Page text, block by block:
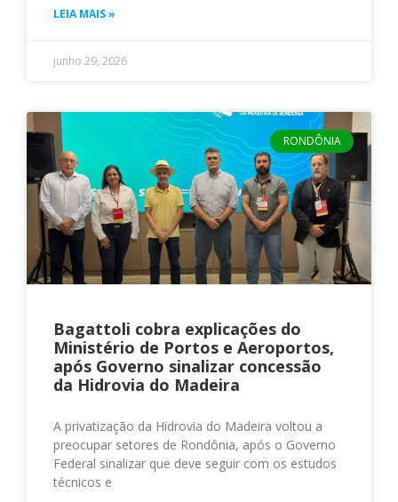
LEIA MAIS »
junho 29, 2026
RONDÔNIA
Bagattoli cobra explicações do
Ministério de Portos e Aeroportos,
após Governo sinalizar concessão
da Hidrovia do Madeira
A privatização da Hidrovia do Madeira voltou a
preocupar setores de Rondônia, após o Governo
Federal sinalizar que deve seguir com os estudos
técnicos e